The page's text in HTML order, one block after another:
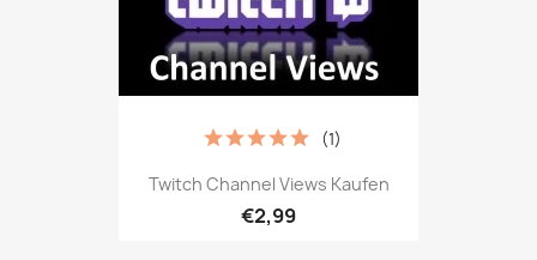
Twitch Channel Views Kaufen
€2,99
(1)